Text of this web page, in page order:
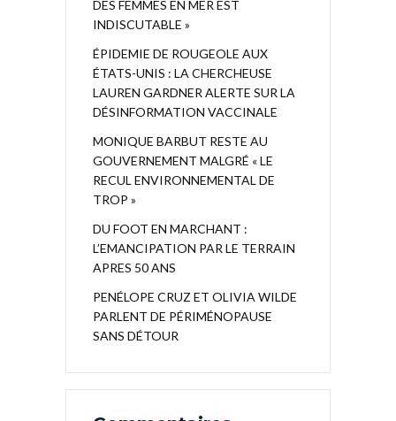
DES FEMMES EN MER EST
INDISCUTABLE »
ÉPIDEMIE DE ROUGEOLE AUX
ÉTATS-UNIS : LA CHERCHEUSE
LAUREN GARDNER ALERTE SUR LA
DÉSINFORMATION VACCINALE
MONIQUE BARBUT RESTE AU
GOUVERNEMENT MALGRÉ « LE
RECUL ENVIRONNEMENTAL DE
TROP »
DU FOOT EN MARCHANT :
L’EMANCIPATION PAR LE TERRAIN
APRES 50 ANS
PENÉLOPE CRUZ ET OLIVIA WILDE
PARLENT DE PÉRIMÉNOPAUSE
SANS DÉTOUR